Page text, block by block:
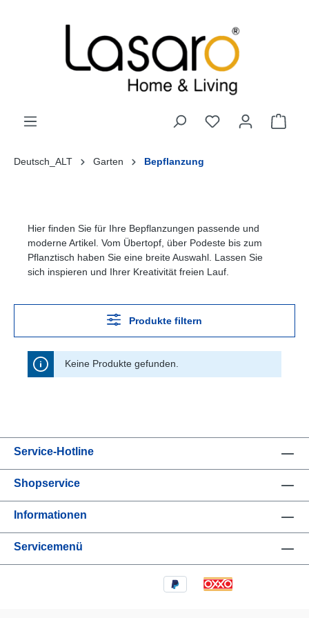
Deutsch_ALT Garten Bepflanzung
Hier finden Sie für Ihre Bepflanzungen passende und
moderne Artikel. Vom Übertopf, über Podeste bis zum
Pflanztisch haben Sie eine breite Auswahl. Lassen Sie
sich inspieren und Ihrer Kreativität freien Lauf.
Produkte filtern
Keine Produkte gefunden.
Service-Hotline
Shopservice
Informationen
Servicemenü